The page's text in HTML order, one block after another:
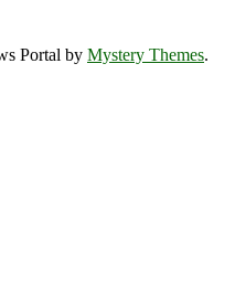
Portal by Mystery Themes.